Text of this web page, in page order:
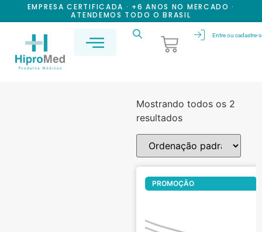
EMPRESA CERTIFICADA · +6 ANOS NO MERCADO ·
ATENDEMOS TODO O BRASIL
Entre ou cadastre-
Mostrando todos os 2
resultados
PROMOÇÃO